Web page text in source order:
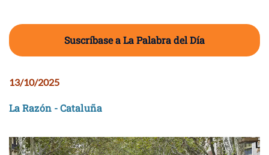
Suscríbase a La Palabra del Día
13/10/2025
La Razón - Cataluña